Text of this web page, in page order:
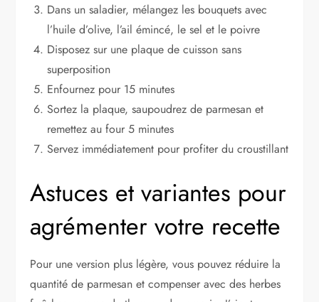
Dans un saladier, mélangez les bouquets avec
l’huile d’olive, l’ail émincé, le sel et le poivre
Disposez sur une plaque de cuisson sans
superposition
Enfournez pour 15 minutes
Sortez la plaque, saupoudrez de parmesan et
remettez au four 5 minutes
Servez immédiatement pour profiter du croustillant
Astuces et variantes pour
agrémenter votre recette
Pour une version plus légère, vous pouvez réduire la
quantité de parmesan et compenser avec des herbes